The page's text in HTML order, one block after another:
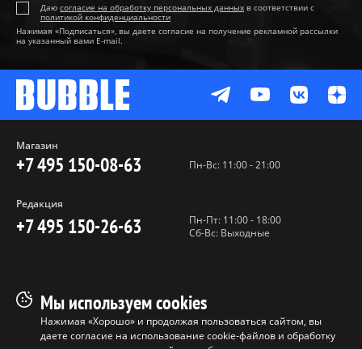
Даю согласие на обработку персональных данных в соответствии с
политикой конфиденциальности
Нажимая «Подписаться», вы даете согласие на получение рекламной рассылки
на указанный вами E-mail.
Магазин
+7 495 150-08-63 Пн-Вс: 11:00 - 21:00
Редакция
+7 495 150-26-63
Пн-Пт: 11:00 - 18:00
Сб-Вс: Выходные
Пользовательское соглашение
Политика конфиденциальности
Программа лояльности
Мы используем cookies
Нажимая «Хорошо» и продолжая пользоваться сайтом, вы
даете согласие на использование cookie-файлов и обработку